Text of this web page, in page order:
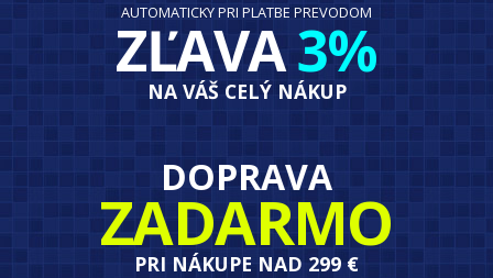
AUTOMATICKY PRI PLATBE PREVODOM
ZĽAVA3%
NA VÁŠ CELÝ NÁKUP
DOPRAVA
ZADARMO
PRI NÁKUPE NAD 299 €